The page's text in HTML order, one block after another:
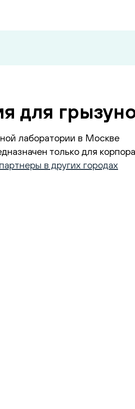
для
лаборатории в Москве
только для
в других городах